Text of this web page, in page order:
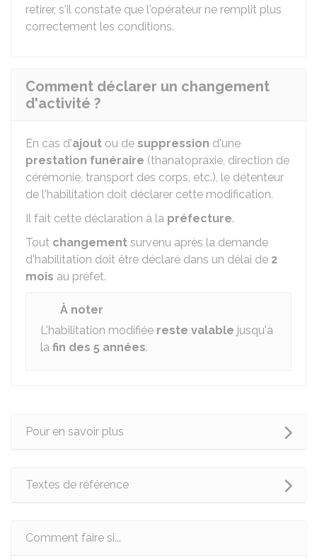
retirer, s'il constate que l'opérateur ne remplit plus
correctement les conditions.
Comment déclarer un changement
d'activité ?
En cas d'ajout ou de suppression d'une
prestation funéraire (thanatopraxie, direction de
cérémonie, transport des corps, etc.), le détenteur
de l'habilitation doit déclarer cette modification.
Il fait cette déclaration à la préfecture.
Tout changement survenu après la demande
d'habilitation doit être déclaré dans un délai de 2
mois au préfet.
À noter
L'habilitation modifiée reste valable jusqu'à
la fin des 5 années.
Pour en savoir plus
Textes de référence
Comment faire si...